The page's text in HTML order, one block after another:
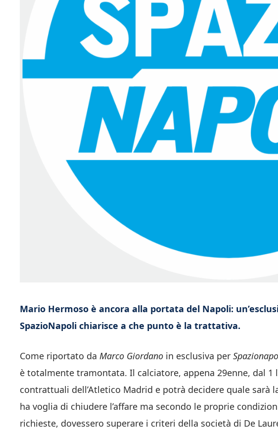
Mario Hermoso è ancora alla portata del Napoli:
SpazioNapoli chiarisce a che punto è la trattativa.
Come riportato da Marco Giordano in esclusiva per
è totalmente tramontata. Il calciatore, appena 29enne, dal
contrattuali dell’Atletico Madrid e potrà decidere quale sarà
ha voglia di chiudere l’affare ma secondo le proprie
richieste, dovessero superare i criteri della società di De